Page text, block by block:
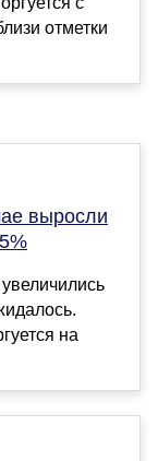
отметки
выросли
на